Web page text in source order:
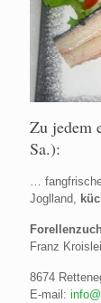
Zu jedem
Sa.):
…
Joglland,
Franz
8674
E-mail: